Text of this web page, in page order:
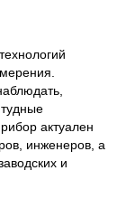
актуален
инженеров, а
и